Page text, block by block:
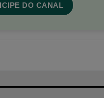
DO CANAL